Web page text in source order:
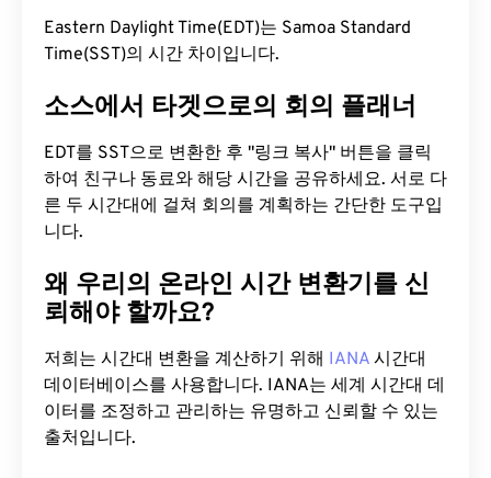
Eastern Daylight Time(EDT)는 Samoa Standard
Time(SST)의 시간 차이입니다.
소스에서 타겟으로의 회의 플래너
EDT를 SST으로 변환한 후 "링크 복사" 버튼을 클릭
하여 친구나 동료와 해당 시간을 공유하세요. 서로 다
른 두 시간대에 걸쳐 회의를 계획하는 간단한 도구입
니다.
왜 우리의 온라인 시간 변환기를 신
뢰해야 할까요?
저희는 시간대 변환을 계산하기 위해 IANA 시간대
데이터베이스를 사용합니다. IANA는 세계 시간대 데
이터를 조정하고 관리하는 유명하고 신뢰할 수 있는
출처입니다.